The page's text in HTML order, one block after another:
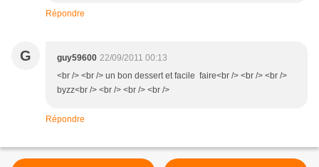
Répondre
G guy59600 22/09/2011 00:13
<br /> <br /> un bon dessert et facile faire<br /> <br /> <br />
byzz<br /> <br /> <br /> <br />
Répondre